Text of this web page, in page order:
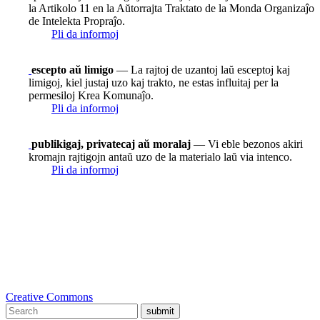
la Artikolo 11 en la Aŭtorrajta Traktato de la Monda Organizaĵo
de Intelekta Propraĵo.
Pli da informoj
escepto aŭ limigo — La rajtoj de uzantoj laŭ esceptoj kaj
limigoj, kiel justaj uzo kaj trakto, ne estas influitaj per la
permesiloj Krea Komunaĵo.
Pli da informoj
publikigaj, privatecaj aŭ moralaj — Vi eble bezonos akiri
kromajn rajtigojn antaŭ uzo de la materialo laŭ via intenco.
Pli da informoj
Creative Commons
submit